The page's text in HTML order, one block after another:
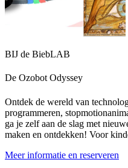
BIJ de BiebLAB
De Ozobot Odyssey
Ontdek de wereld van
programmeren,
ga je zelf aan de slag met
maken en ontdekken! Voor
Meer informatie en reserveren